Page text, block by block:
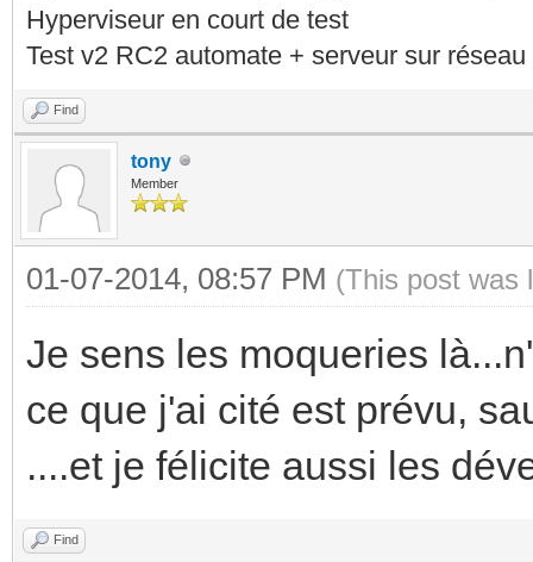
Hyperviseur en court de test
Test v2 RC2 automate + serveur sur
Find
tony
Member
01-07-2014, 08:57 PM (This post was
Je sens les moqueries
ce que j'ai cité est prévu,
....et je félicite aussi les
Find